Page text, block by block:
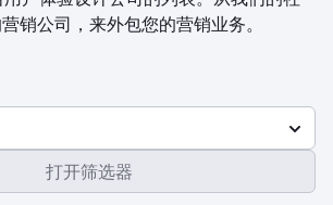
销公司，来外包您的营销业务。
打开筛选器